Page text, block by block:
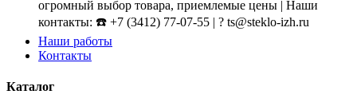
огромный выбор товара, приемлемые цены | Наши
контакты: ☎️ +7 (3412) 77-07-55 | ? ts@steklo-izh.ru
Наши работы
Контакты
Каталог